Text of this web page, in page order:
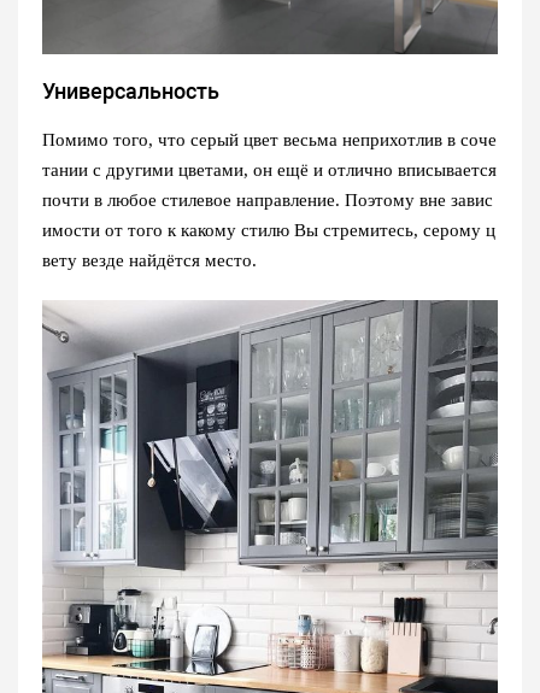
Универсальность
Помимо того, что серый цвет весьма неприхотлив в соче
тании с другими цветами, он ещё и отлично вписывается
почти в любое стилевое направление. Поэтому вне завис
имости от того к какому стилю Вы стремитесь, серому ц
вету везде найдётся место.